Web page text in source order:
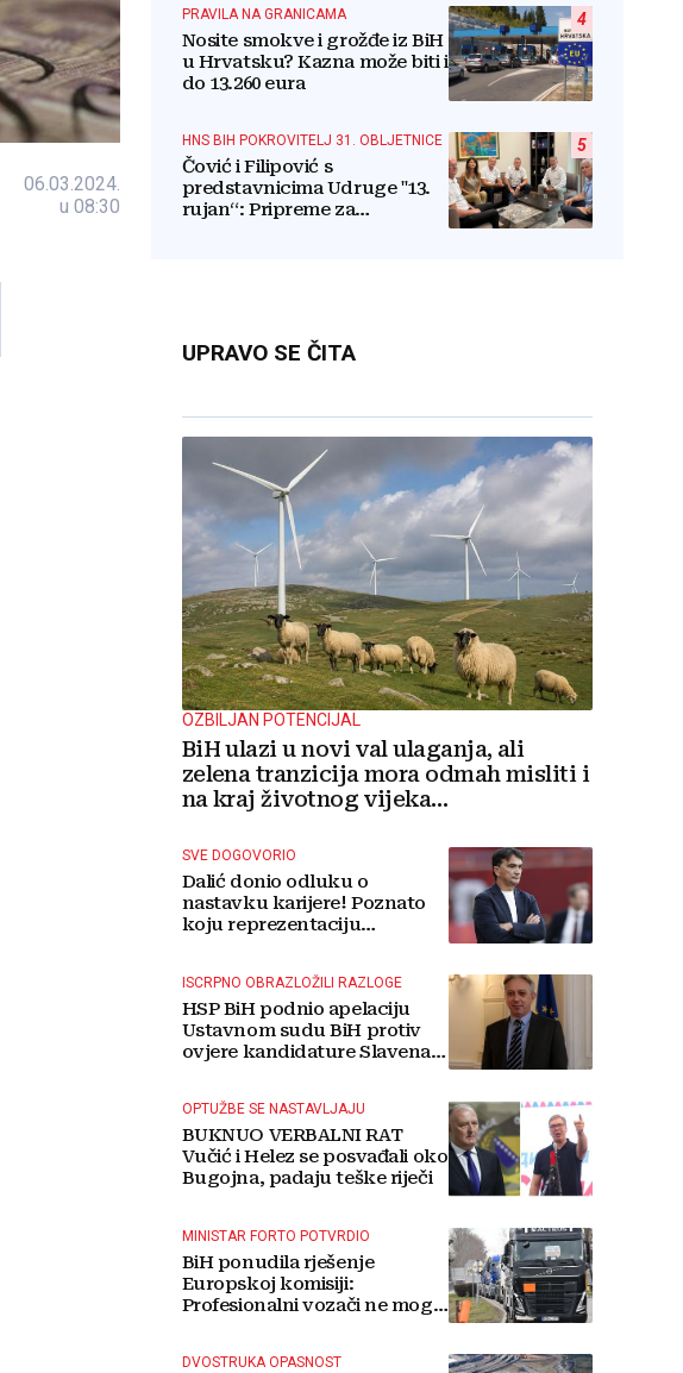
06.03.2024.
u 08:30
4
PRAVILA NA GRANICAMA
Nosite smokve i grožđe iz BiH
u Hrvatsku? Kazna može biti i
do 13.260 eura
5
HNS BIH POKROVITELJ 31. OBLJETNICE
Čović i Filipović s
predstavnicima Udruge "13.
rujan“: Pripreme za
UPRAVO SE ČITA
OZBILJAN POTENCIJAL
BiH ulazi u novi val ulaganja, ali
zelena tranzicija mora odmah misliti i
na kraj životnog vijeka
SVE DOGOVORIO
Dalić donio odluku o
nastavku karijere! Poznato
koju reprezentaciju
ISCRPNO OBRAZLOŽILI RAZLOGE
HSP BiH podnio apelaciju
Ustavnom sudu BiH protiv
ovjere kandidature Slavena
OPTUŽBE SE NASTAVLJAJU
BUKNUO VERBALNI RAT
Vučić i Helez se posvađali oko
Bugojna, padaju teške riječi
MINISTAR FORTO POTVRDIO
BiH ponudila rješenje
Europskoj komisiji:
Profesionalni vozači ne mogu
DVOSTRUKA OPASNOST